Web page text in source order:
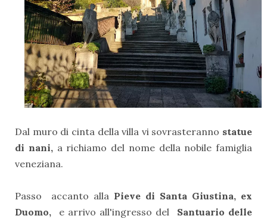
Dal muro di cinta della villa vi sovrasteranno statue
di nani,a richiamo del nome della nobile famiglia
veneziana.
Passo accanto alla Pieve di Santa Giustina, ex
Duomo, e arrivo all'ingresso del Santuario delle